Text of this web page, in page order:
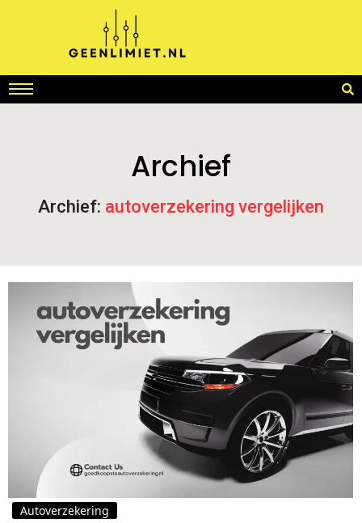
Archief
Archief: autoverzekering vergelijken
Autoverzekering